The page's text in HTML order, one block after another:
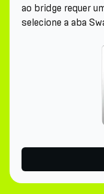
ao bridge requer
selecione a aba